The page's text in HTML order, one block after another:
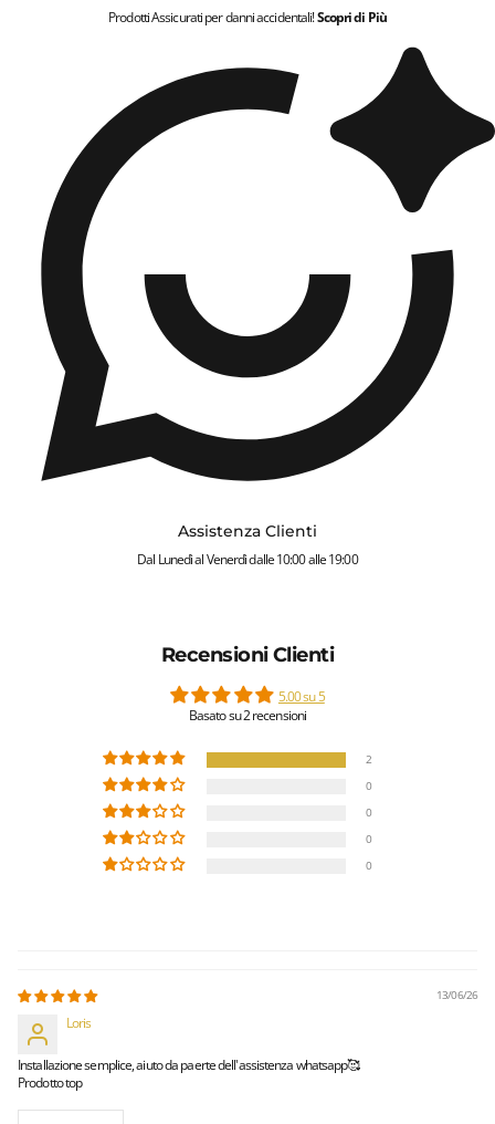
Prodotti Assicurati per danni accidentali!Scopri di Più
Assistenza Clienti
Dal Lunedì al Venerdì dalle 10:00 alle 19:00
Recensioni Clienti
5.00 su 5
Basato su 2 recensioni
2
0
0
0
0
13/06/26
Loris
Installazione semplice, aiuto da paerte dell'assistenza whatsapp🥰
Prodotto top